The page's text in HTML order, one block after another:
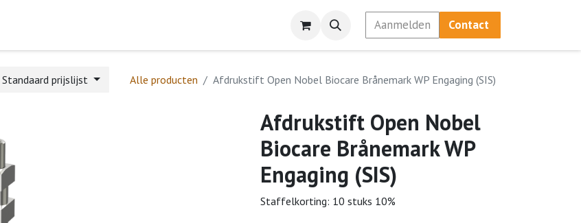
Aanmelden Contact
Standaard prijslijst Alle producten Afdrukstift Open Nobel Biocare Brånemark WP Engaging (SIS)
Afdrukstift Open Nobel
Biocare Brånemark WP
Engaging (SIS)
Staffelkorting: 10 stuks 10%